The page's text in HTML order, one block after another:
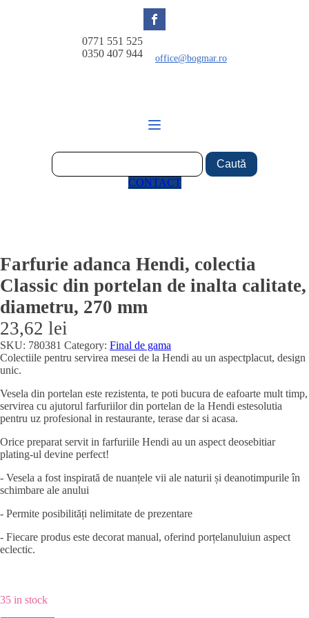
0771 551 525
0350 407 944
office@bogmar.ro
CONTACT
Farfurie adanca Hendi, colectia
Classic din portelan de inalta calitate,
diametru, 270 mm
23,62 lei
SKU: 780381 Category: Final de gama
Colectiile pentru servirea mesei de la Hendi au un aspectplacut, design
unic.
Vesela din portelan este rezistenta, te poti bucura de eafoarte mult timp,
servirea cu ajutorul farfuriilor din portelan de la Hendi estesolutia
pentru uz profesional in restaurante, terase dar si acasa.
Orice preparat servit in farfuriile Hendi au un aspect deosebitiar
plating-ul devine perfect!
- Vesela a fost inspirată de nuanțele vii ale naturii și deanotimpurile în
schimbare ale anului
- Permite posibilități nelimitate de prezentare
- Fiecare produs este decorat manual, oferind porțelanuluiun aspect
eclectic.
35 in stock